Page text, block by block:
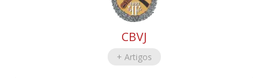
CBVJ
+ Artigos